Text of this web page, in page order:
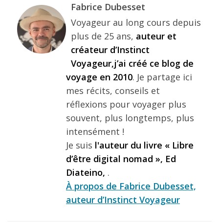
Fabrice Dubesset
Voyageur au long cours depuis
plus de 25 ans, auteur et
créateur d’Instinct
Voyageur,j’ai créé ce blog de
voyage en 2010. Je partage ici
mes récits, conseils et
réflexions pour voyager plus
souvent, plus longtemps, plus
intensément !
Je suis l'auteur du livre « Libre
d’être digital nomad », Ed
Diateino, .
À propos de Fabrice Dubesset,
auteur d’Instinct Voyageur